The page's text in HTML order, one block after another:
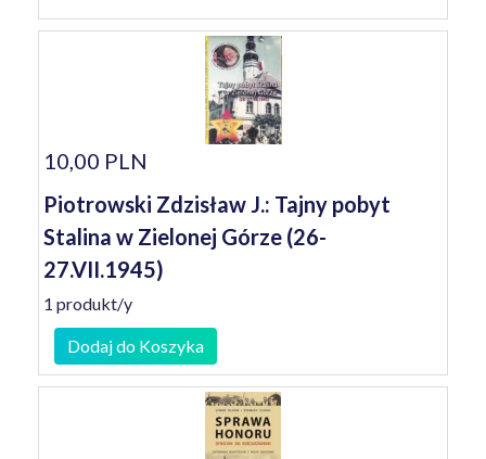
10,00 PLN
Piotrowski Zdzisław J.: Tajny pobyt
Stalina w Zielonej Górze (26-
27.VII.1945)
1 produkt/y
Dodaj do Koszyka